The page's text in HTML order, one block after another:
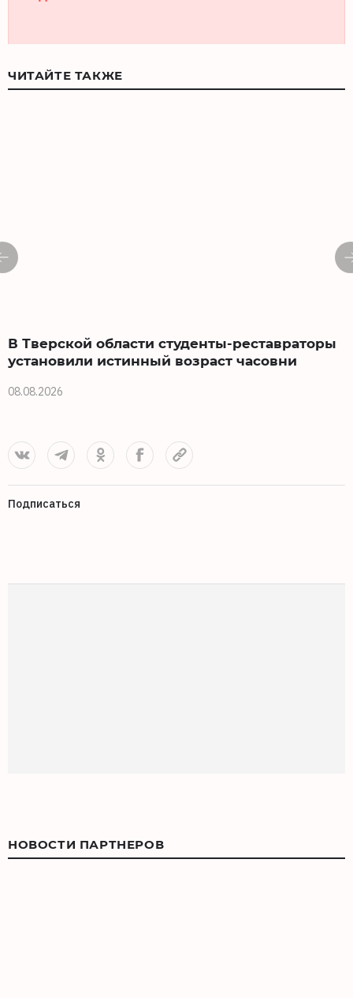
ЧИТАЙТЕ ТАКЖЕ
В Тверской области студенты-реставраторы
установили истинный возраст часовни
08.08.2026
Подписаться
НОВОСТИ ПАРТНЕРОВ